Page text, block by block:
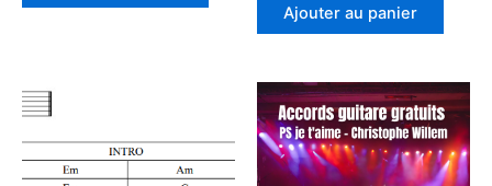
Ajouter au panier